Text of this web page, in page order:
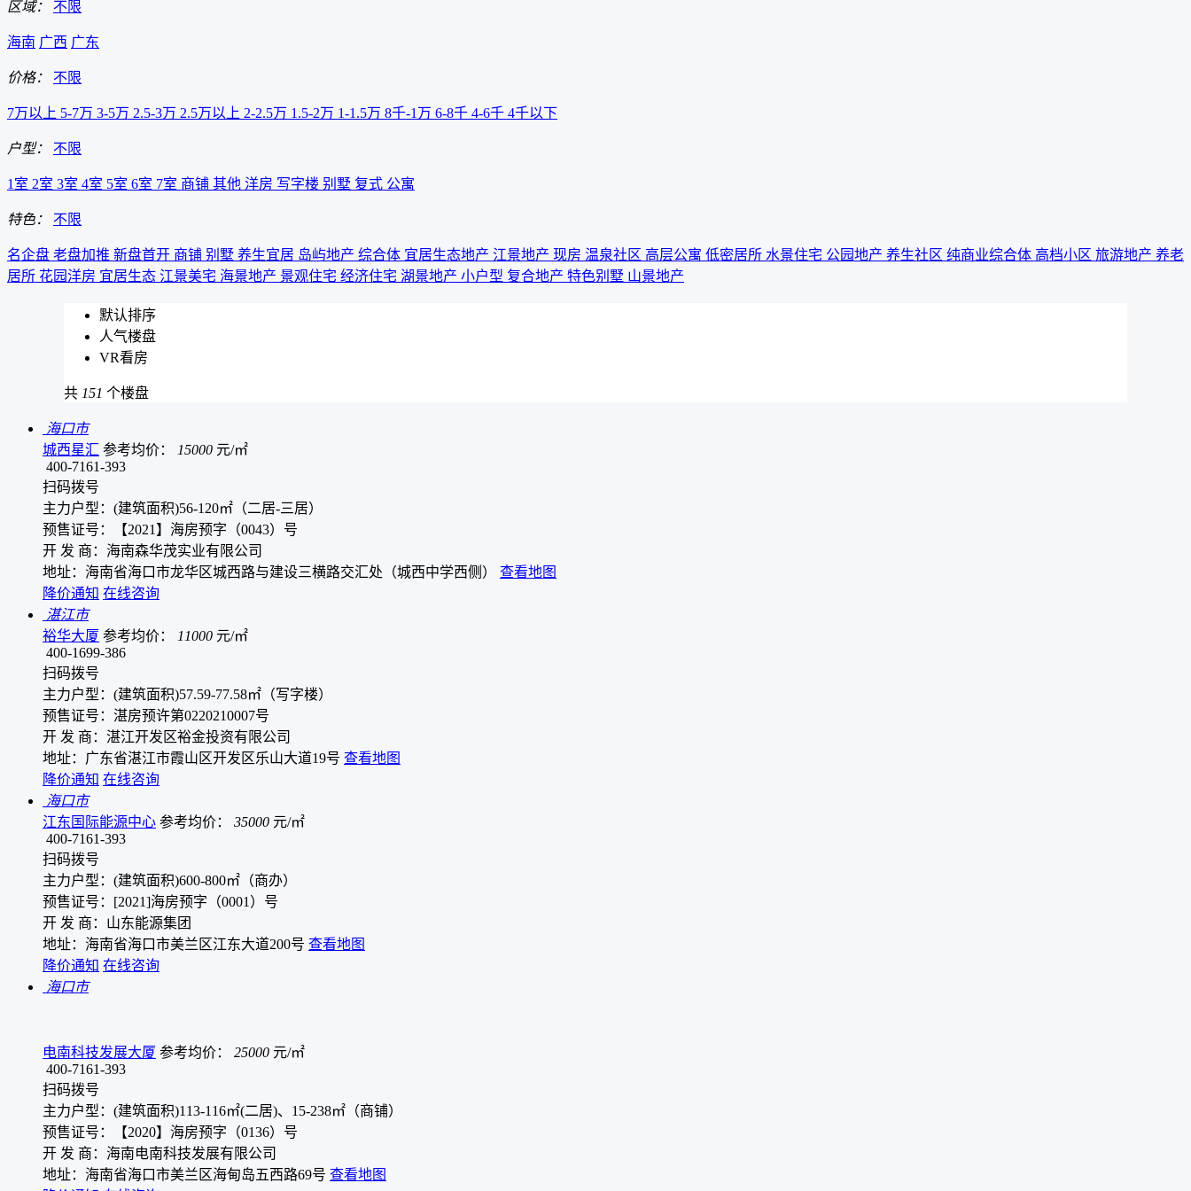
区域： 不限
海南 广西 广东
价格： 不限
7万以上 5-7万 3-5万 2.5-3万 2.5万以上 2-2.5万 1.5-2万 1-1.5万 8千-1万 6-8千 4-6千 4千以下
户型： 不限
1室 2室 3室 4室 5室 6室 7室 商铺 其他 洋房 写字楼 别墅 复式 公寓
特色： 不限
名企盘 老盘加推 新盘首开 商铺 别墅 养生宜居 岛屿地产 综合体 宜居生态地产 江景地产 现房 温泉社区 高层公寓 低密居所 水景住宅 公园地产 养生社区 纯商业综合体 高档小区 旅游地产 养老
居所 花园洋房 宜居生态 江景美宅 海景地产 景观住宅 经济住宅 湖景地产 小户型 复合地产 特色别墅 山景地产
默认排序
人气楼盘
VR看房
共 151 个楼盘
海口市
城西星汇 参考均价： 15000 元/㎡
400-7161-393
扫码拨号
主力户型：(建筑面积)56-120㎡（二居-三居）
预售证号：【2021】海房预字（0043）号
开 发 商：海南森华茂实业有限公司
地址：海南省海口市龙华区城西路与建设三横路交汇处（城西中学西侧）
查看地图
降价通知 在线咨询
湛江市
裕华大厦 参考均价： 11000 元/㎡
400-1699-386
扫码拨号
主力户型：(建筑面积)57.59-77.58㎡（写字楼）
预售证号：湛房预许第0220210007号
开 发 商：湛江开发区裕金投资有限公司
地址：广东省湛江市霞山区开发区乐山大道19号 查看地图
降价通知 在线咨询
海口市
江东国际能源中心 参考均价： 35000 元/㎡
400-7161-393
扫码拨号
主力户型：(建筑面积)600-800㎡（商办）
预售证号：[2021]海房预字（0001）号
开 发 商：山东能源集团
地址：海南省海口市美兰区江东大道200号 查看地图
降价通知 在线咨询
海口市
电南科技发展大厦 参考均价： 25000 元/㎡
400-7161-393
扫码拨号
主力户型：(建筑面积)113-116㎡(二居)、15-238㎡（商铺）
预售证号：【2020】海房预字（0136）号
开 发 商：海南电南科技发展有限公司
地址：海南省海口市美兰区海甸岛五西路69号 查看地图